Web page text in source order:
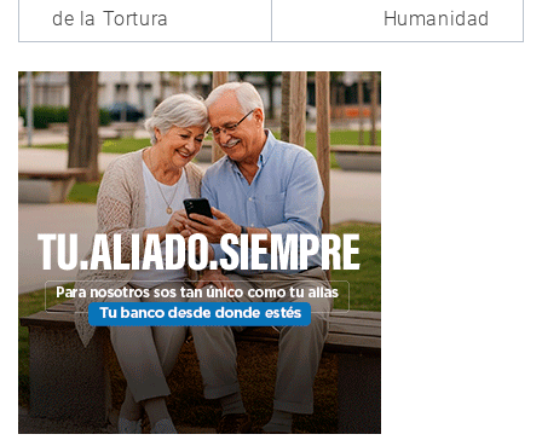
de la Tortura
Humanidad